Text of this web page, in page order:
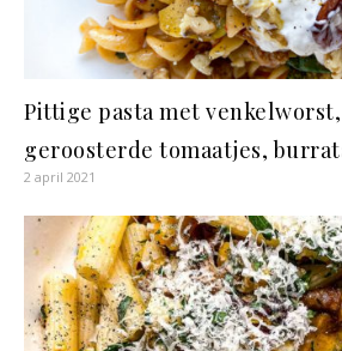
Pittige pasta met
geroosterde tomaatjes,
2 april 2021